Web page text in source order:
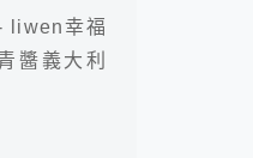
liwen幸福
醬義大利